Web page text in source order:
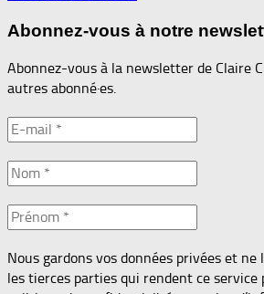
Abonnez-vous à notre
Abonnez-vous à la newsletter de Claire
autres abonné·es.
Nous gardons vos données privées et ne
les tierces parties qui rendent ce service